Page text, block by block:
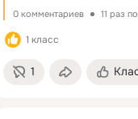
0 комментариев 11 раз
1 класс
1